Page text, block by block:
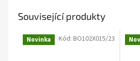
Související produkty
Novinka Kód: BO102X015/23